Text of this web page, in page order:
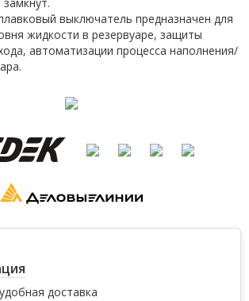
выключатель предназначен для
жидкости в резервуаре, защиты
автоматизации процесса наполнения/
доставка